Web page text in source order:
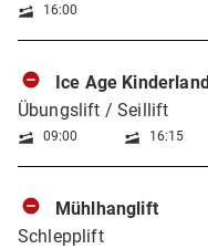
16:00
Ice Age Kinderland
Übungslift / Seillift
09:00 16:15
Mühlhanglift
Schlepplift